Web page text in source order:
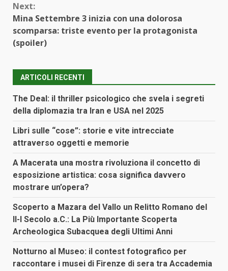
Next:
Mina Settembre 3 inizia con una dolorosa
scomparsa: triste evento per la protagonista
(spoiler)
ARTICOLI RECENTI
The Deal: il thriller psicologico che svela i segreti
della diplomazia tra Iran e USA nel 2025
Libri sulle “cose”: storie e vite intrecciate
attraverso oggetti e memorie
A Macerata una mostra rivoluziona il concetto di
esposizione artistica: cosa significa davvero
mostrare un’opera?
Scoperto a Mazara del Vallo un Relitto Romano del
II-I Secolo a.C.: La Più Importante Scoperta
Archeologica Subacquea degli Ultimi Anni
Notturno al Museo: il contest fotografico per
raccontare i musei di Firenze di sera tra Accademia